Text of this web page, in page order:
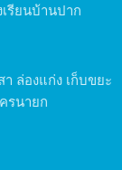
รียนบ้านปาก
ล่องแก่ง เก็บขยะ
รนายก